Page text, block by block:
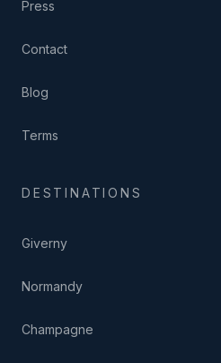
Press
Contact
Blog
Terms
DESTINATIONS
Giverny
Normandy
Champagne